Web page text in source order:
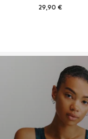
29,90 €